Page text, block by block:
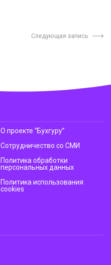
Следующая запись
О проекте “Бухгуру”
Сотрудничество со СМИ
Политика обработки
персональных данных
Политика использования
cookies